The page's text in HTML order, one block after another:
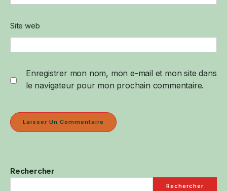
Site web
Enregistrer mon nom, mon e-mail et mon site dans
le navigateur pour mon prochain commentaire.
Rechercher
Rechercher